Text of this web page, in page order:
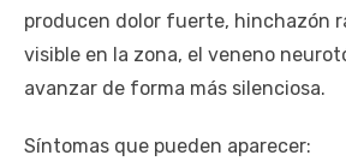
producen dolor fuerte, hinchazón
visible en la zona, el veneno
avanzar de forma más silenciosa.
Síntomas que pueden aparecer: